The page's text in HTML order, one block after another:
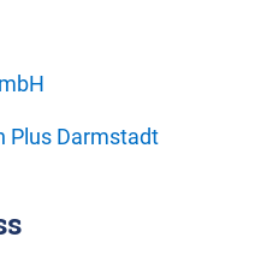
Plus Darmstadt